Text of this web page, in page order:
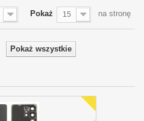
Pokaż 15 na stronę
Pokaż wszystkie